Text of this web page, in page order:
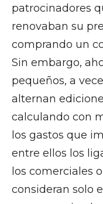
patrocinadores
renovaban su
comprando un
Sin embargo,
pequeños, a
alternan
calculando con
los gastos que
entre ellos los
los comerciales
consideran solo